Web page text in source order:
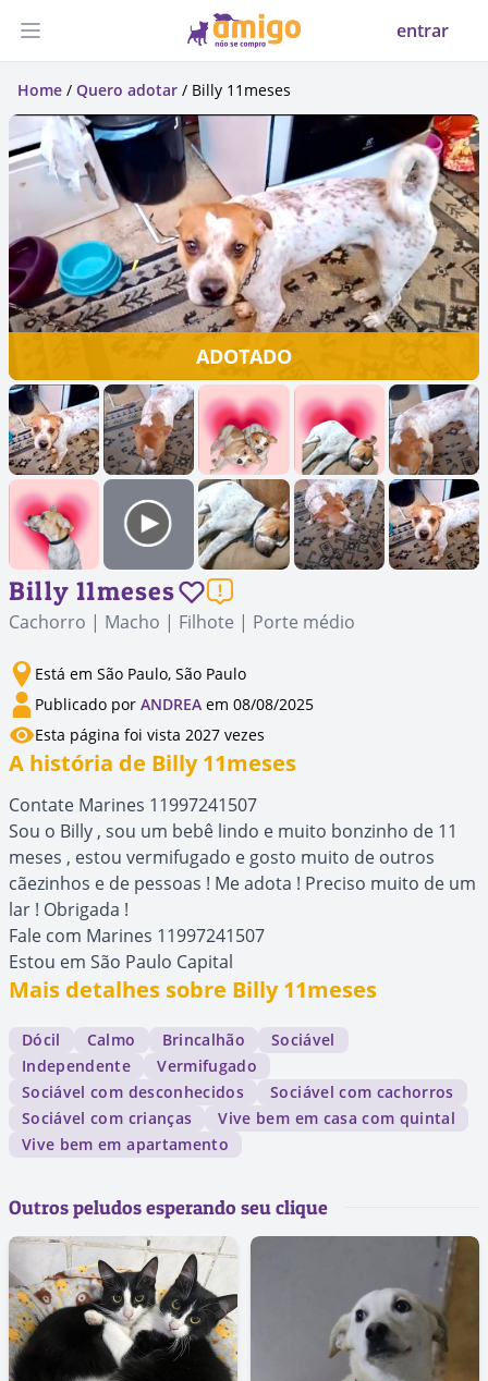
Abrir menu entrar
Home / Quero adotar / Billy 11meses
ADOTADO
Billy 11meses
Cachorro | Macho | Filhote | Porte médio
Está em São Paulo, São Paulo
Publicado por ANDREA em 08/08/2025
Esta página foi vista 2027 vezes
A história de Billy 11meses
Contate Marines 11997241507
Sou o Billy , sou um bebê lindo e muito bonzinho de 11
meses , estou vermifugado e gosto muito de outros
cãezinhos e de pessoas ! Me adota ! Preciso muito de um
lar ! Obrigada !
Fale com Marines 11997241507
Estou em São Paulo Capital
Mais detalhes sobre Billy 11meses
Dócil Calmo Brincalhão
Sociável
Independente
Vermifugado
Sociável com desconhecidos
Sociável com cachorros
Sociável com crianças
Vive bem em casa com quintal
Vive bem em apartamento
Outros peludos esperando seu clique